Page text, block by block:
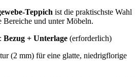
Teppich ist die praktischste Wahl
Bereiche und unter Möbeln.
Bezug + Unterlage (erforderlich)
(2 mm) für eine glatte, niedrigflorige